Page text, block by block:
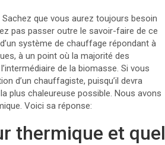
que vous aurez toujours besoin
pas passer outre le savoir-faire de ce
système de chauffage répondant à
à un point où la majorité des
de la biomasse. Si vous
d’un chauffagiste, puisqu’il devra
plus chaleureuse possible. Nous avons
Voici sa réponse:
thermique et quel